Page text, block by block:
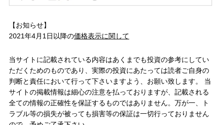
【お知らせ】
2021年4月1日以降の価格表示に関して
当サイトに記載されている内容はあくまでも投資の参考にしてい
ただくためのものであり、実際の投資にあたっては読者ご自身の
判断と責任において行って下さいますよう、お願い致します。 当
サイトの掲載情報は細心の注意を払っておりますが、記載される
全ての情報の正確性を保証するものではありません。万が一、ト
ラブル等の損失が被っても損害等の保証は一切行っておりません